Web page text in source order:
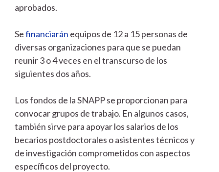
aprobados.
Sefinanciarán equipos de 12 a 15 personas de
diversas organizaciones para que se puedan
reunir 3 o 4 veces en el transcurso de los
siguientes dos años.
Los fondos de la SNAPP se proporcionan para
convocar grupos de trabajo. En algunos casos,
también sirve para apoyar los salarios de los
becarios postdoctorales o asistentes técnicos y
de investigación comprometidos con aspectos
específicos del proyecto.